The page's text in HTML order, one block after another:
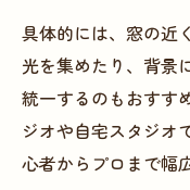
フォトスタジ
フォトス
目指す
撮影スタ
方
具体的には、窓の近
光を集めたり、背景
統一するのもおすす
ジオや自宅スタジオ
心者からプロまで幅